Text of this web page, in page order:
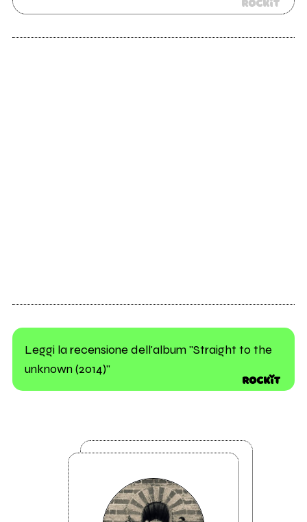
Leggi la recensione dell'album "Straight to the
unknown (2014)"